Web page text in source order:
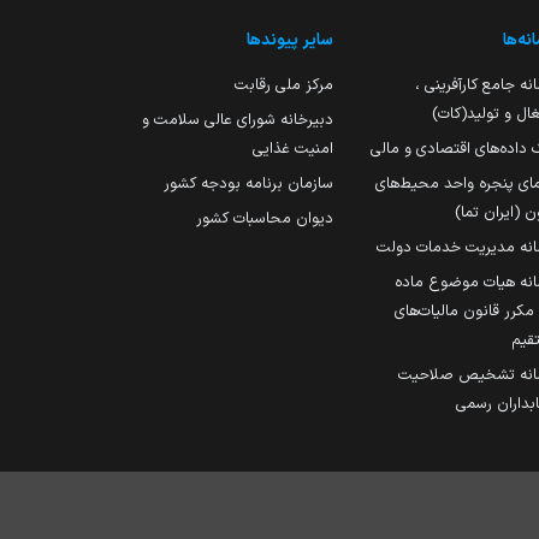
جامع کارآفرینی ،
و تولید(کات)
داده‌های اقتصادی و مالی
پنجره واحد محیط‌های
(ایران تما)
مدیریت خدمات دولت
هیات موضوع ماده
251 مکرر قانون مالیات‌های
تشخیص صلاحیت
رسمی
سایر پیوندها
مرکز ملی رقابت
دبیرخانه شورای عالی سلامت و
امنیت غذایی
سازمان برنامه بودجه کشور
دیوان محاسبات کشور